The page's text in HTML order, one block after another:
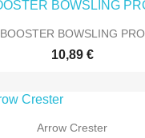
BOOSTER BOWSLING PRO
10,89 €
Arrow Crester